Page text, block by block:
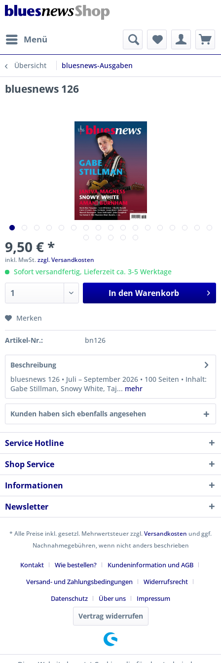
Menü
Übersicht bluesnews-Ausgaben
bluesnews 126
9,50 € *
inkl. MwSt.zzgl. Versandkosten
Sofort versandfertig, Lieferzeit ca. 3-5 Werktage
In den Warenkorb
Merken
Artikel-Nr.: bn126
Beschreibung
bluesnews 126 • Juli – September 2026 • 100 Seiten • Inhalt:
Gabe Stillman, Snowy White, Taj... mehr
Kunden haben sich ebenfalls angesehen
Service Hotline
Shop Service
Informationen
Newsletter
* Alle Preise inkl. gesetzl. Mehrwertsteuer zzgl.Versandkosten und ggf.
Nachnahmegebühren, wenn nicht anders beschrieben
Kontakt Wie bestellen?
Kundeninformation und AGB
Versand- und Zahlungsbedingungen
Widerrufsrecht
Datenschutz
Über uns Impressum
Vertrag widerrufen